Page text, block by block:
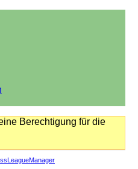
Berechtigung für die